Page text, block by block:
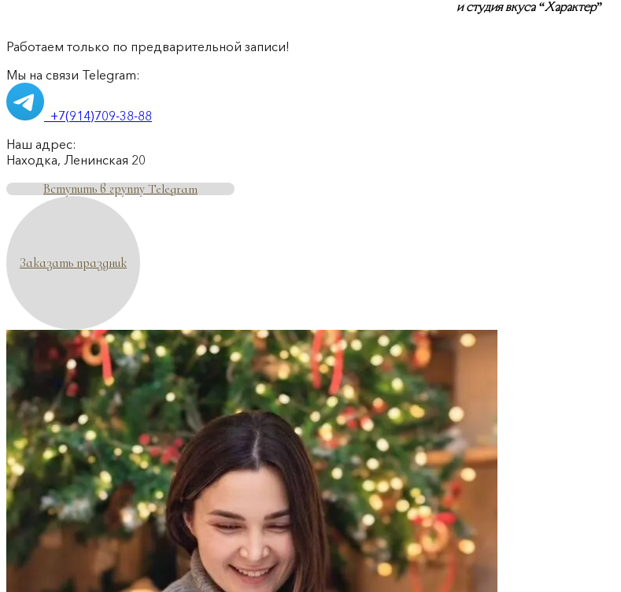
и студия вкуса “Характер”
Работаем только по предварительной записи!
Мы на связи Telegram:
+7(914)709-38-88
Наш адрес:
Находка, Ленинская 20
Вступить в группу Telegram
Заказать праздник